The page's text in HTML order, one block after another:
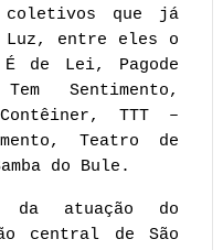
coletivos que já
entre eles o
de Lei, Pagode
Sentimento,
TTT –
Teatro de
do Bule.
atuação do
central de São